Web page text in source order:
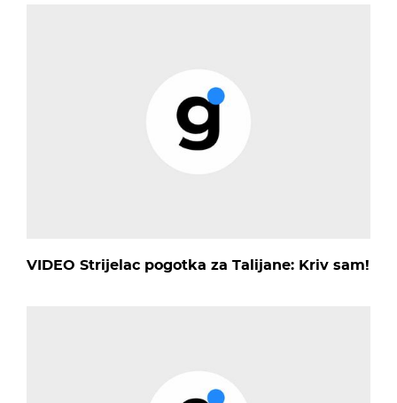
VIDEO Strijelac pogotka za Talijane: Kriv sam!